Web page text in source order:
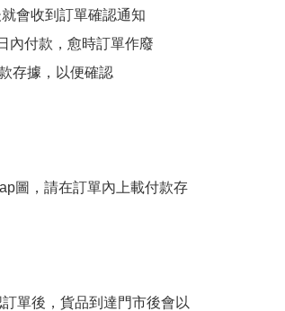
會收到訂單確認通知
內付款，愈時訂單作廢
存據，以便確認
圖，請在訂單內上載付款存
單後，貨品到達門市後會以